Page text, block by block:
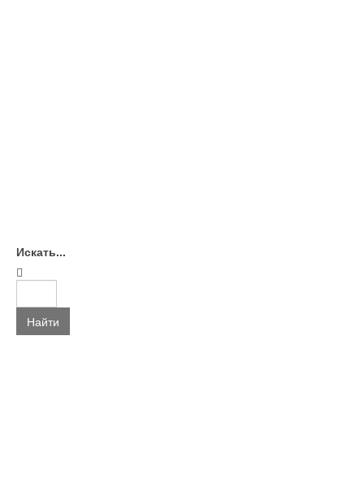
Искать...
Найти